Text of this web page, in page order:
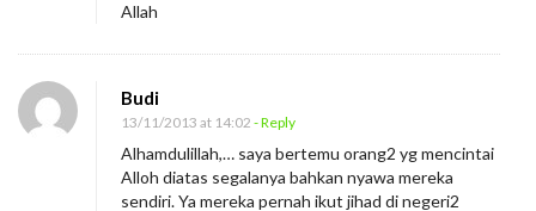
Allah
Budi
13/11/2013 at 14:02 - Reply
Alhamdulillah,… saya bertemu orang2 yg mencintai
Alloh diatas segalanya bahkan nyawa mereka
sendiri. Ya mereka pernah ikut jihad di negeri2